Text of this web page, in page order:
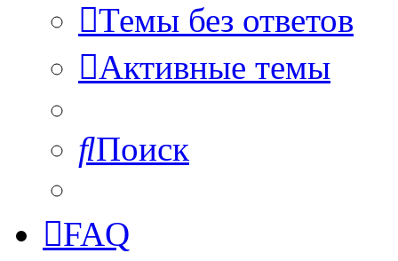
Темы без ответов
Активные темы
Поиск
FAQ